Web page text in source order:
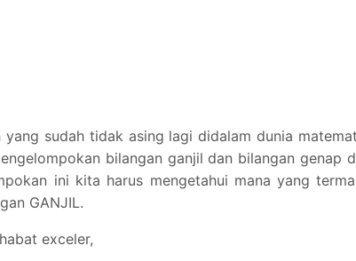
yang sudah tidak asing lagi didalam dunia
bilangan ganjil dan bilangan genap
ini kita harus mengetahui mana yang
GANJIL.
exceler,